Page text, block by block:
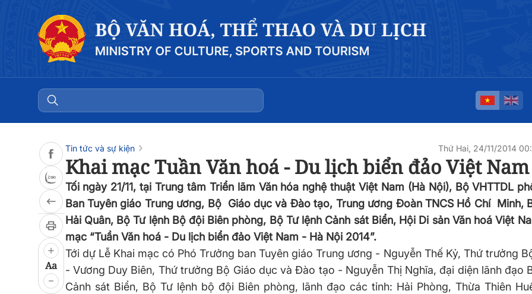
Aa
Tin tức và sự kiện Thứ Hai, 24/11/2014
Khai mạc Tuần Văn hoá - Du lịch biển đảo Việt Nam
Tối ngày 21/11, tại Trung tâm Triển lãm Văn hóa nghệ thuật Việt Nam (Hà Nội), Bộ VHTTDL
Ban Tuyên giáo Trung ương, Bộ Giáo dục và Đào tạo, Trung ương Đoàn TNCS Hồ Chí Minh,
Hải Quân, Bộ Tư lệnh Bộ đội Biên phòng, Bộ Tư lệnh Cảnh sát Biển, Hội Di sản Văn hoá Việt
mạc “Tuần Văn hoá - Du lịch biển đảo Việt Nam - Hà Nội 2014”.
Tới dự Lễ Khai mạc có Phó Trưởng ban Tuyên giáo Trung ương - Nguyễn Thế Kỷ, Thứ trưởng
- Vương Duy Biên, Thứ trưởng Bộ Giáo dục và Đào tạo - Nguyễn Thị Nghĩa, đại diện lãnh đạo
Cảnh sát Biển, Bộ Tư lệnh bộ đội Biên phòng, lãnh đạo các tỉnh: Hải Phòng, Thừa Thiên
0:00 0:00